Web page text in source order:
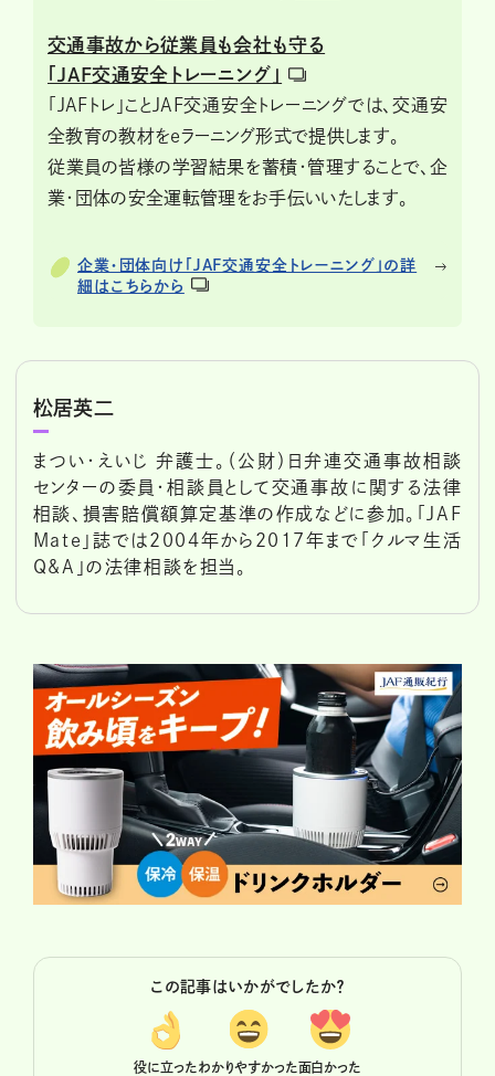
交通事故から従業員も会社も守る
「JAF交通安全トレーニング」
「JAFトレ」ことJAF交通安全トレーニングでは、交通安
全教育の教材をeラーニング形式で提供します。
従業員の皆様の学習結果を蓄積・管理することで、企
業・団体の安全運転管理をお手伝いいたします。
企業・団体向け「JAF交通安全トレーニング」の詳
細はこちらから
松居英二
まつい・えいじ 弁護士。（公財）日弁連交通事故相談
センターの委員・相談員として交通事故に関する法律
相談、損害賠償額算定基準の作成などに参加。「JAF
Mate」誌では2004年から2017年まで「クルマ生活
Q&A」の法律相談を担当。
この記事はいかがでしたか？
役に立ったわかりやすかった面白かった